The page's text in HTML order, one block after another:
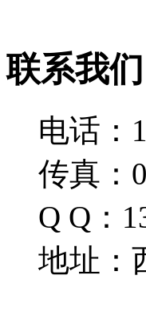
联系我们
电话：
传真：
Q Q：
地址：